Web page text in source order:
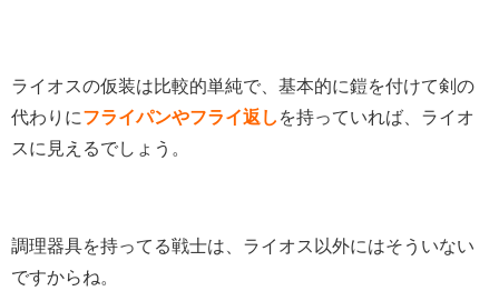
ライオスの仮装は比較的単純で、基本的に鎧を付けて剣の
代わりにフライパンやフライ返し を持っていれば、ライオ
スに見えるでしょう。
調理器具を持ってる戦士は、ライオス以外にはそういない
ですからね。